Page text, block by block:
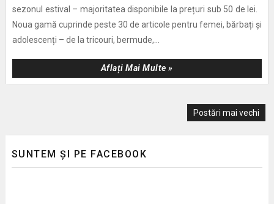
sezonul estival – majoritatea disponibile la prețuri sub 50 de lei.
Noua gamă cuprinde peste 30 de articole pentru femei, bărbați și
adolescenți – de la tricouri, bermude,...
Aflați Mai Multe »
Postări mai vechi
SUNTEM ȘI PE FACEBOOK